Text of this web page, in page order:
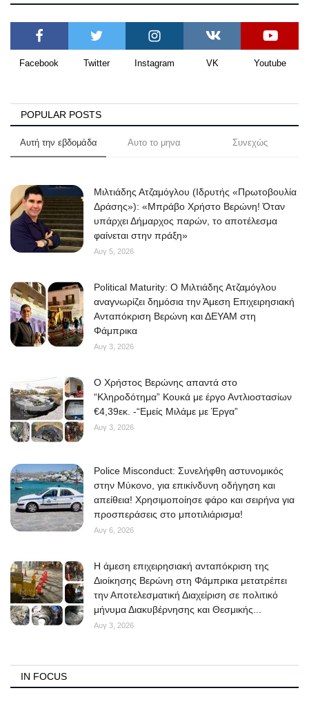
Facebook Twitter Instagram VK Youtube
POPULAR POSTS
Αυτή την εβδομάδα Αυτο το μηνα Συνεχώς
Μιλτιάδης Ατζαμόγλου (Ιδρυτής «Πρωτοβουλία
Δράσης»): «Μπράβο Χρήστο Βερώνη! Όταν
υπάρχει Δήμαρχος παρών, το αποτέλεσμα
φαίνεται στην πράξη»
Αυγ 5, 2026
Political Maturity: Ο Μιλτιάδης Ατζαμόγλου
αναγνωρίζει δημόσια την Άμεση Επιχειρησιακή
Ανταπόκριση Βερώνη και ΔΕΥΑΜ στη
Φάμπρικα
Αυγ 3, 2026
O Χρήστος Βερώνης απαντά στο
“Κληροδότημα” Κουκά με έργο Αντλιοστασίων
€4,39εκ. -“Εμείς Μιλάμε με Έργα”
Αυγ 3, 2026
Police Misconduct: Συνελήφθη αστυνομικός
στην Μύκονο, για επικίνδυνη οδήγηση και
απείθεια! Χρησιμοποίησε φάρο και σειρήνα για
προσπεράσεις στο μποτιλιάρισμα!
Αυγ 6, 2026
Η άμεση επιχειρησιακή ανταπόκριση της
Διοίκησης Βερώνη στη Φάμπρικα μετατρέπει
την Αποτελεσματική Διαχείριση σε πολιτικό
μήνυμα Διακυβέρνησης και Θεσμικής...
Αυγ 3, 2026
IN FOCUS